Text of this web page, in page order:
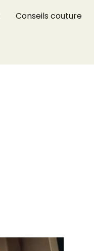
Conseils couture